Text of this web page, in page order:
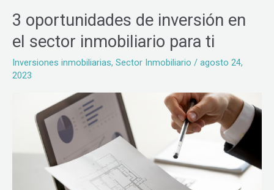
3 oportunidades de inversión en
el sector inmobiliario para ti
Inversiones inmobiliarias, Sector Inmobiliario / agosto 24,
2023
3
oportunidades
de
inversión
sector
inmobiliario